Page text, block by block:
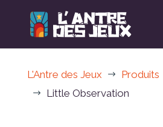
L'Antre des Jeux $ Produits
$ Little Observation